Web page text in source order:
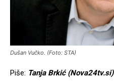
Dušan Vučko. (Foto: STA)
Piše: Tanja Brkić (Nova24tv.si)